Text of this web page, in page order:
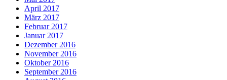
April 2017
März 2017
Februar 2017
Januar 2017
Dezember 2016
November 2016
Oktober 2016
September 2016